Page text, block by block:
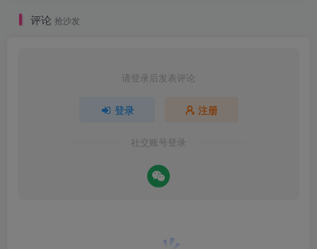
评论 抢沙发
请登录后发表评论
登录 注册
社交账号登录